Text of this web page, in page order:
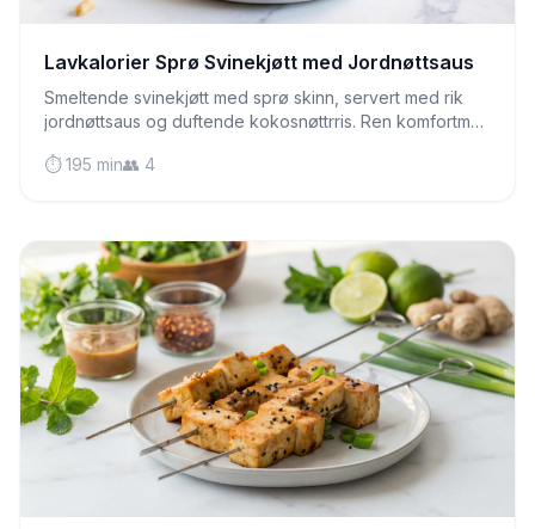
Lavkalorier Sprø Svinekjøtt med Jordnøttsaus
Smeltende svinekjøtt med sprø skinn, servert med rik
jordnøttsaus og duftende kokosnøttrris. Ren komfortmat
⏱️ 195 min👥 4